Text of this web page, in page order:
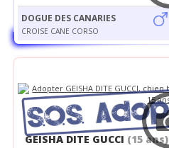
DOGUE DES CANARIES
CROISE CANE CORSO
GEISHA DITE GUCCI (15 ans)